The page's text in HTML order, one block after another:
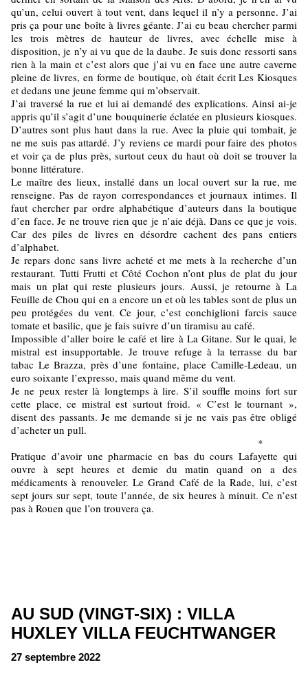
qu’un, celui ouvert à tout vent, dans lequel il n’y a personne. J’ai
pris ça pour une boîte à livres géante. J’ai eu beau chercher parmi
les trois mètres de hauteur de livres, avec échelle mise à
disposition, je n’y ai vu que de la daube. Je suis donc ressorti sans
rien à la main et c’est alors que j’ai vu en face une autre caverne
pleine de livres, en forme de boutique, où était écrit Les Kiosques
et dedans une jeune femme qui m’observait.
J’ai traversé la rue et lui ai demandé des explications. Ainsi ai-je
appris qu’il s’agit d’une bouquinerie éclatée en plusieurs kiosques.
D’autres sont plus haut dans la rue. Avec la pluie qui tombait, je
ne me suis pas attardé. J’y reviens ce mardi pour faire des photos
et voir ça de plus près, surtout ceux du haut où doit se trouver la
bonne littérature.
Le maître des lieux, installé dans un local ouvert sur la rue, me
renseigne. Pas de rayon correspondances et journaux intimes. Il
faut chercher par ordre alphabétique d’auteurs dans la boutique
d’en face. Je ne trouve rien que je n’aie déjà. Dans ce que je vois.
Car des piles de livres en désordre cachent des pans entiers
d’alphabet.
Je repars donc sans livre acheté et me mets à la recherche d’un
restaurant. Tutti Frutti et Côté Cochon n’ont plus de plat du jour
mais un plat qui reste plusieurs jours. Aussi, je retourne à La
Feuille de Chou qui en a encore un et où les tables sont de plus un
peu protégées du vent. Ce jour, c’est conchiglioni farcis sauce
tomate et basilic, que je fais suivre d’un tiramisu au café.
Impossible d’aller boire le café et lire à La Gitane. Sur le quai, le
mistral est insupportable. Je trouve refuge à la terrasse du bar
tabac Le Brazza, près d’une fontaine, place Camille-Ledeau, un
euro soixante l’expresso, mais quand même du vent.
Je ne peux rester là longtemps à lire. S’il souffle moins fort sur
cette place, ce mistral est surtout froid. « C’est le tournant »,
disent des passants. Je me demande si je ne vais pas être obligé
d’acheter un pull.
*
Pratique d’avoir une pharmacie en bas du cours Lafayette qui
ouvre à sept heures et demie du matin quand on a des
médicaments à renouveler. Le Grand Café de la Rade, lui, c’est
sept jours sur sept, toute l’année, de six heures à minuit. Ce n’est
pas à Rouen que l’on trouvera ça.
AU SUD (VINGT-SIX) : VILLA
HUXLEY VILLA FEUCHTWANGER
27 septembre 2022